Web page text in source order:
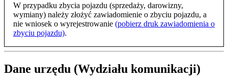
W przypadku zbycia pojazdu (sprzedaży, darowizny,
wymiany) należy złożyć zawiadomienie o zbyciu pojazdu, a
nie wniosek o wyrejestrowanie (pobierz druk zawiadomienia o
zbyciu pojazdu).
Dane urzędu (Wydziału komunikacji)